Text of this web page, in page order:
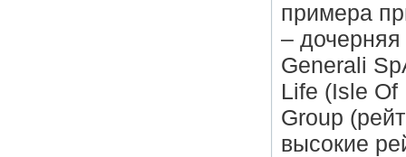
примера
–
Generali
Life (Isle Of
Group
высокие